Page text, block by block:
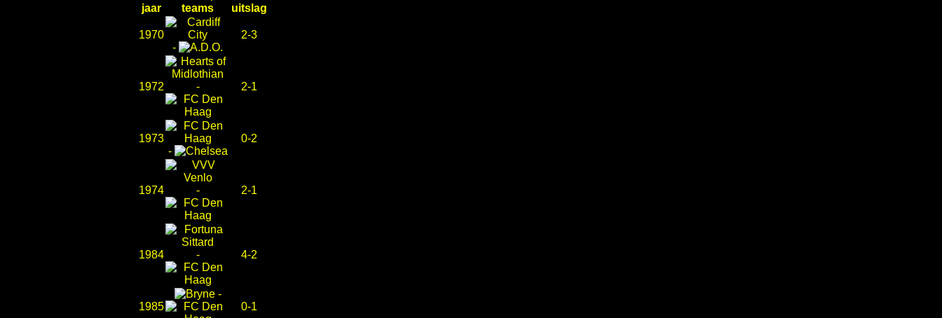
jaar
teams uitslag
1970
-
2-3
1972 - 2-1
1973
-
0-2
1974 - 2-1
1984 - 4-2
1985
-
0-1